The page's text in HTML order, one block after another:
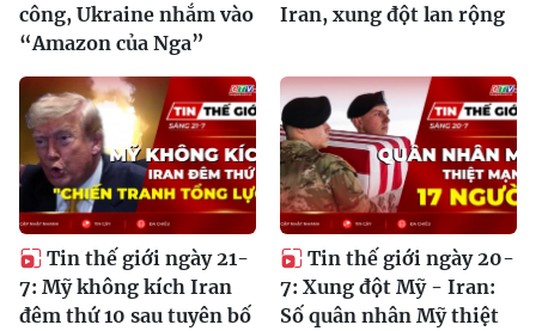
công, Ukraine nhắm vào
“Amazon của Nga”
Iran, xung đột lan rộng
Tin thế giới ngày 21-
7: Mỹ không kích Iran
đêm thứ 10 sau tuyên bố
Tin thế giới ngày 20-
7: Xung đột Mỹ - Iran:
Số quân nhân Mỹ thiệt